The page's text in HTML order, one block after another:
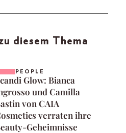
diesem Thema
PEOPLE
Glow: Bianca
und Camilla
von CAIA
verraten ihre
Geheimnisse